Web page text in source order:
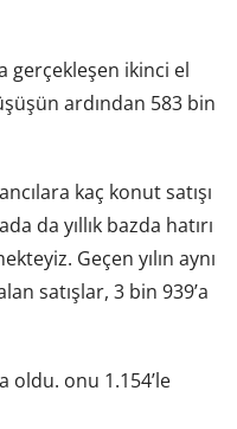
gerçekleşen ikinci el
ardından 583 bin
kaç konut satışı
da yıllık bazda hatırı
Geçen yılın aynı
satışlar, 3 bin 939’a
oldu. onu 1.154’le